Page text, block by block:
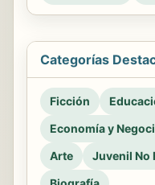
Categorías
Ficción
Economía y
Arte
Juvenil No